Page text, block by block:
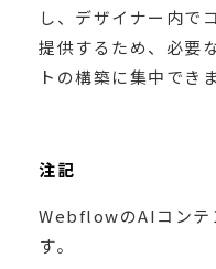
し、デザイナー内で
提供するため、必要
トの構築に集中できま
注記
WebflowのAIコンテ
す。